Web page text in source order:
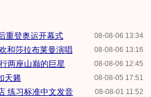
08-08-06 13:34
重登奥运开幕式
08-08-06 13:16
和莎拉布莱曼演唱
08-08-06 12:45
两座山巅的巨星
08-08-05 17:51
天籁
08-08-01 11:52
练习标准中文发音